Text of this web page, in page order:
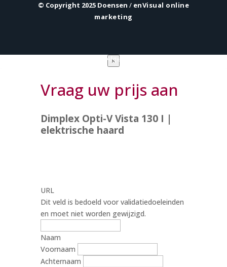
© Copyright 2025 Doensen / enVisual online
marketing
Algemene voorwaarden
×
Vraag uw prijs aan
Dimplex Opti-V Vista 130 I |
elektrische haard
URL
Dit veld is bedoeld voor validatiedoeleinden
en moet niet worden gewijzigd.
Naam
Voornaam
Achternaam